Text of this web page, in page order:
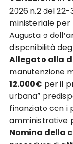
2026 n.2 del
ministeriale per
Augusta e
disponibilità
Allegato alla
manutenzione
12.000€ per il
urbana”
finanziato con i
amministrative
Nomina della